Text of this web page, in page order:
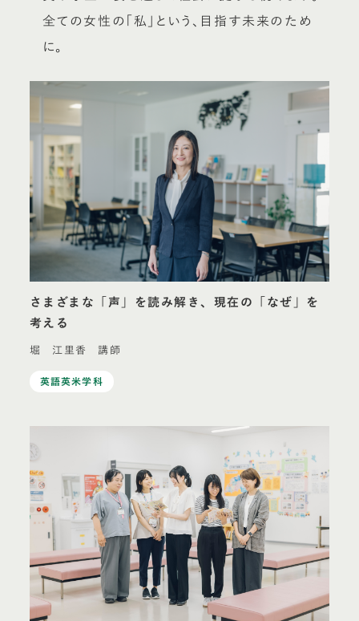
全ての女性の「私」という、目指す未来のため
に。
さまざまな「声」を読み解き、現在の「なぜ」を
考える
堀 江里香 講師
英語英米学科